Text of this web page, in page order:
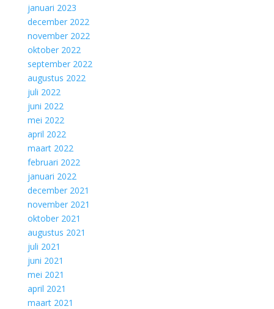
januari 2023
december 2022
november 2022
oktober 2022
september 2022
augustus 2022
juli 2022
juni 2022
mei 2022
april 2022
maart 2022
februari 2022
januari 2022
december 2021
november 2021
oktober 2021
augustus 2021
juli 2021
juni 2021
mei 2021
april 2021
maart 2021